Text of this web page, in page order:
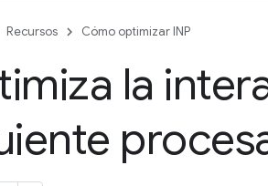
Recursos Cómo optimizar INP
la